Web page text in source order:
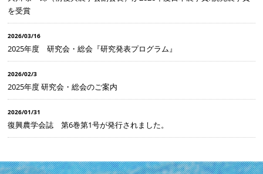
を受賞
2026/03/16
2025年度 研究会・総会『研究発表プログラム』
2026/02/3
2025年度 研究会・総会のご案内
2026/01/31
復興農学会誌 第6巻第1号が発行されました。